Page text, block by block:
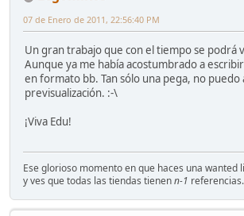
07 de Enero de 2011, 22:56:40 PM
Un gran trabajo que con el tiempo se podrá
Aunque ya me había acostumbrado a
en formato bb. Tan sólo una pega, no puedo
previsualización. :-\
¡Viva Edu!
Ese glorioso momento en que haces una wanted
y ves que todas las tiendas tienenn-1 referencias.